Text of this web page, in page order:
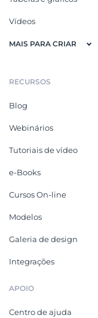
Vídeos
MAIS PARA CRIAR
RECURSOS
Blog
Webinários
Tutoriais de vídeo
e-Books
Cursos On-line
Modelos
Galeria de design
Integrações
APOIO
Centro de ajuda